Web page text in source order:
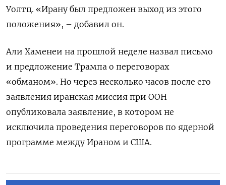
Уолтц. «Ирану был предложен выход из этого
положения», – добавил он.
Али Хаменеи на прошлой неделе назвал письмо
и предложение Трампа о переговорах
«обманом». Но через несколько часов после его
заявления иранская миссия при ООН
опубликовала заявление, в котором не
исключила проведения переговоров по ядерной
программе между Ираном и США.